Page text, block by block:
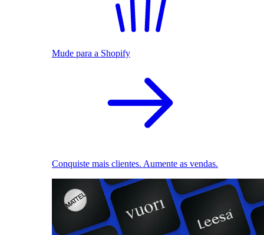
Mude para a Shopify
Conquiste mais clientes. Aumente as vendas.